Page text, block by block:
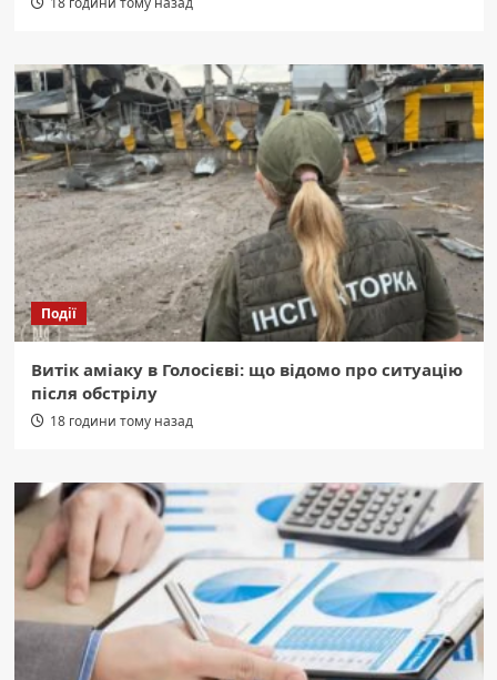
Події
Витік аміаку в Голосієві: що відомо про ситуацію
після обстрілу
18 години тому назад